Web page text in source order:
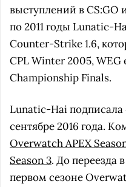
выступлений в CS:GO
по 2011 годы Lunatic-
Counter-Strike 1.6,
CPL Winter 2005,
Championship Finals.
Lunatic-Hai подписала
сентябре 2016 года.
Overwatch APEX
Season 3. До переезда
первом сезоне